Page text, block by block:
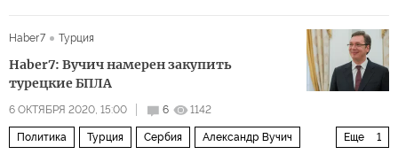
Нагорный Карабах: черная осень 2020 года
Haber7 Турция
Haber7: Вучич намерен закупить
турецкие БПЛА
6 ОКТЯБРЯ 2020, 15:00 6 1142
Еще 1
Политика Турция Сербия Александр Вучич